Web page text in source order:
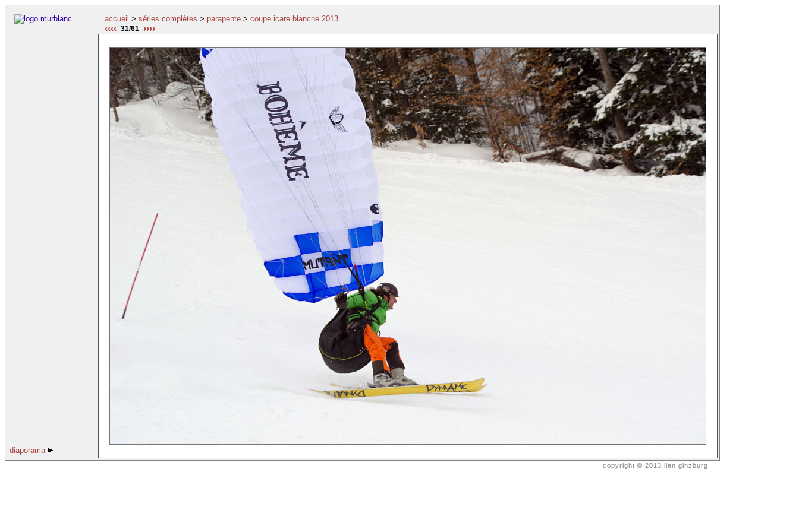
accueil > séries complètes > parapente > coupe icare blanche 2013
‹‹‹‹ 31/61 ››››
diaporama
copyright © 2013 ilan ginzburg